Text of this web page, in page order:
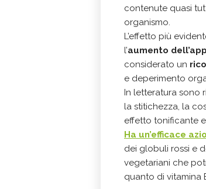
contenute quasi
organismo.
L’effetto più
l’aumento
considerato un
e deperimento
In letteratura sono
la stitichezza, la
effetto tonificante
Ha un’efficace
dei globuli rossi e
vegetariani che
quanto di vitamina